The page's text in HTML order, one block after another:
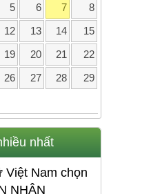
5 6 7
8
12 13 14
15
19 20 21
22
26 27 28
29
nhất
Việt Nam chọn
NHÂN